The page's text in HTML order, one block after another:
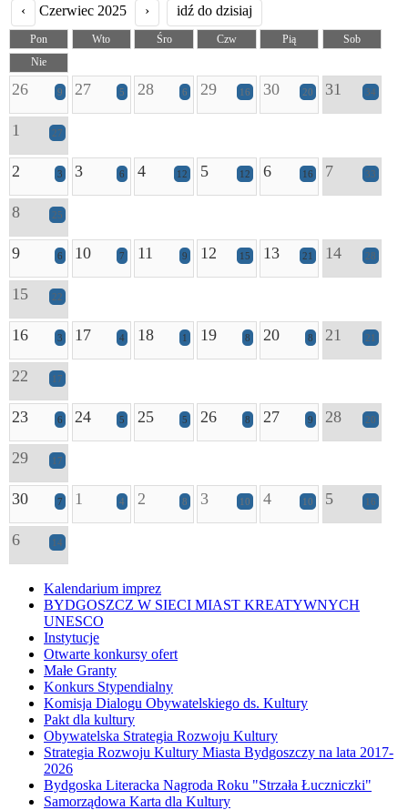
‹ Czerwiec 2025 › idź do dzisiaj
Pon Wto Śro Czw Pią
Sob
Nie
26 9 27 5 28 6 29 16 30 20 31 34
1 27
2 3 3 6 4 12 5 12 6 16 7 33
8 25
9 6 10 7 11 9 12 15 13 21 14 28
15 22
16 3 17 4 18 1 19 8 20 8 21 21
22 17
23 6 24 5 25 5 26 8 27 9 28 20
29 17
30 7 1 4 2 8 3 10 4 10 5 16
6 14
Kalendarium imprez
BYDGOSZCZ W SIECI MIAST KREATYWNYCH
UNESCO
Instytucje
Otwarte konkursy ofert
Małe Granty
Konkurs Stypendialny
Komisja Dialogu Obywatelskiego ds. Kultury
Pakt dla kultury
Obywatelska Strategia Rozwoju Kultury
Strategia Rozwoju Kultury Miasta Bydgoszczy na lata 2017-
2026
Bydgoska Literacka Nagroda Roku "Strzała Łuczniczki"
Samorządowa Karta dla Kultury